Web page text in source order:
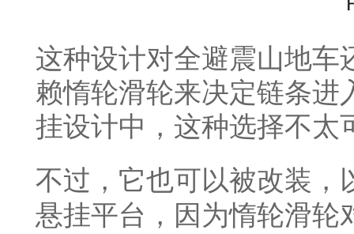
这种设计对全避震山地车
赖惰轮滑轮来决定链条进
挂设计中，这种选择不太
不过，它也可以被改装，
悬挂平台，因为惰轮滑轮